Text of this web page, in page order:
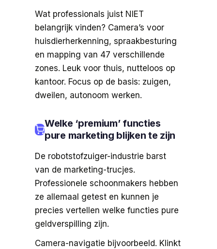
Wat professionals juist NIET
belangrijk vinden? Camera’s voor
huisdierherkenning, spraakbesturing
en mapping van 47 verschillende
zones. Leuk voor thuis, nutteloos op
kantoor. Focus op de basis: zuigen,
dweilen, autonoom werken.
Welke ‘premium’ functies
pure marketing blijken te zijn
De robotstofzuiger-industrie barst
van de marketing-trucjes.
Professionele schoonmakers hebben
ze allemaal getest en kunnen je
precies vertellen welke functies pure
geldverspilling zijn.
Camera-navigatie bijvoorbeeld. Klinkt